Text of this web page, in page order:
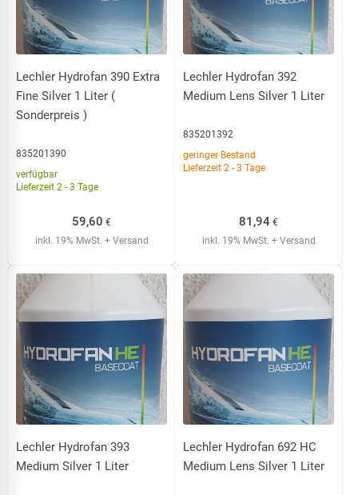
Lechler Hydrofan 390 Extra
Fine Silver 1 Liter (
Sonderpreis )
835201390
verfügbar
Lieferzeit 2 - 3 Tage
59,60 €
inkl. 19% MwSt. + Versand
Lechler Hydrofan 392
Medium Lens Silver 1 Liter
835201392
geringer Bestand
Lieferzeit 2 - 3 Tage
81,94 €
inkl. 19% MwSt. + Versand
Lechler Hydrofan 393
Medium Silver 1 Liter
Lechler Hydrofan 692 HC
Medium Lens Silver 1 Liter